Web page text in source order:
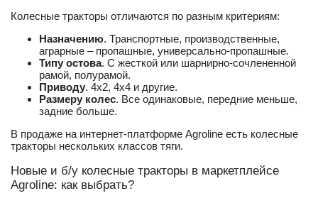
Колесные тракторы отличаются по разным критериям:
Назначению. Транспортные, производственные,
аграрные – пропашные, универсально-пропашные.
Типу остова. С жесткой или шарнирно-сочлененной
рамой, полурамой.
Приводу. 4х2, 4х4 и другие.
Размеру колес. Все одинаковые, передние меньше,
задние больше.
В продаже на интернет-платформе Agroline есть колесные
тракторы нескольких классов тяги.
Новые и б/у колесные тракторы в маркетплейсе
Agroline: как выбрать?